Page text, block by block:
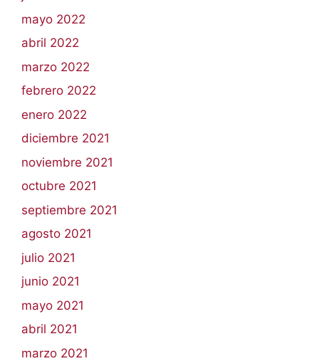
mayo 2022
abril 2022
marzo 2022
febrero 2022
enero 2022
diciembre 2021
noviembre 2021
octubre 2021
septiembre 2021
agosto 2021
julio 2021
junio 2021
mayo 2021
abril 2021
marzo 2021